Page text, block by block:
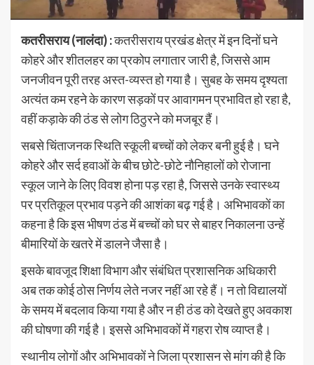
कतरीसराय (नालंदा) :कतरीसराय प्रखंड क्षेत्र में इन दिनों घने
कोहरे और शीतलहर का प्रकोप लगातार जारी है, जिससे आम
जनजीवन पूरी तरह अस्त-व्यस्त हो गया है। सुबह के समय दृश्यता
अत्यंत कम रहने के कारण सड़कों पर आवागमन प्रभावित हो रहा है,
वहीं कड़ाके की ठंड से लोग ठिठुरने को मजबूर हैं।
सबसे चिंताजनक स्थिति स्कूली बच्चों को लेकर बनी हुई है। घने
कोहरे और सर्द हवाओं के बीच छोटे-छोटे नौनिहालों को रोजाना
स्कूल जाने के लिए विवश होना पड़ रहा है, जिससे उनके स्वास्थ्य
पर प्रतिकूल प्रभाव पड़ने की आशंका बढ़ गई है। अभिभावकों का
कहना है कि इस भीषण ठंड में बच्चों को घर से बाहर निकालना उन्हें
बीमारियों के खतरे में डालने जैसा है।
इसके बावजूद शिक्षा विभाग और संबंधित प्रशासनिक अधिकारी
अब तक कोई ठोस निर्णय लेते नजर नहीं आ रहे हैं। न तो विद्यालयों
के समय में बदलाव किया गया है और न ही ठंड को देखते हुए अवकाश
की घोषणा की गई है। इससे अभिभावकों में गहरा रोष व्याप्त है।
स्थानीय लोगों और अभिभावकों ने जिला प्रशासन से मांग की है कि